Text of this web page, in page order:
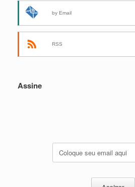
by Email
RSS
Assine